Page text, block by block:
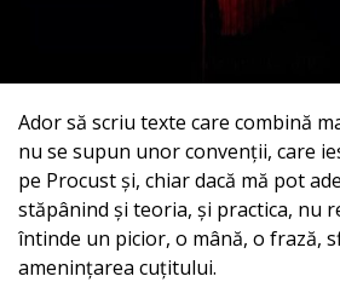
Ador să scriu texte care combină
nu se supun unor convenții, care
pe Procust și, chiar dacă mă pot
stăpânind și teoria, și practica, nu
întinde un picior, o mână, o frază,
amenințarea cuțitului.